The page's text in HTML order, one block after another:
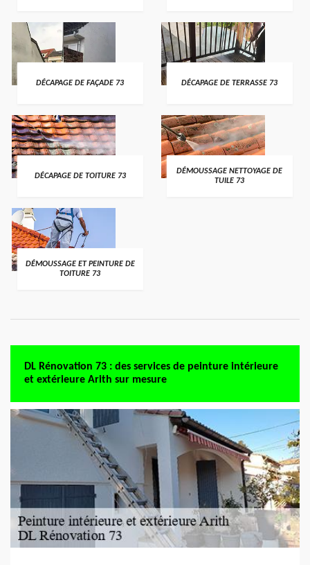
DÉCAPAGE DE FAÇADE 73 DÉCAPAGE DE TERRASSE 73
DÉCAPAGE DE TOITURE 73
DÉMOUSSAGE NETTOYAGE DE
TUILE 73
DÉMOUSSAGE ET PEINTURE DE
TOITURE 73
DL Rénovation 73 : des services de peinture intérieure
et extérieure Arith sur mesure